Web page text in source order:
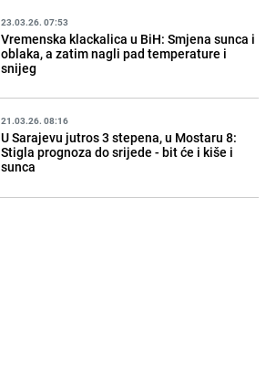
23.03.26. 07:53
Vremenska klackalica u BiH: Smjena sunca i
oblaka, a zatim nagli pad temperature i
snijeg
21.03.26. 08:16
U Sarajevu jutros 3 stepena, u Mostaru 8:
Stigla prognoza do srijede - bit će i kiše i
sunca